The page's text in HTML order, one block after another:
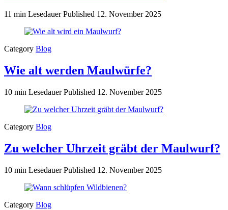
11 min LesedauerPublished 12. November 2025
Category Blog
Wie alt werden Maulwürfe?
10 min LesedauerPublished 12. November 2025
Category Blog
Zu welcher Uhrzeit gräbt der Maulwurf?
10 min LesedauerPublished 12. November 2025
Category Blog